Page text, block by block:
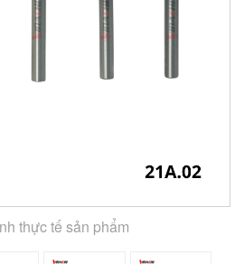
thực tế sản phẩm